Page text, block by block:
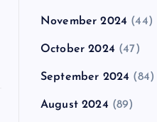
November 2024 (44)
October 2024 (47)
September 2024 (84)
August 2024 (89)